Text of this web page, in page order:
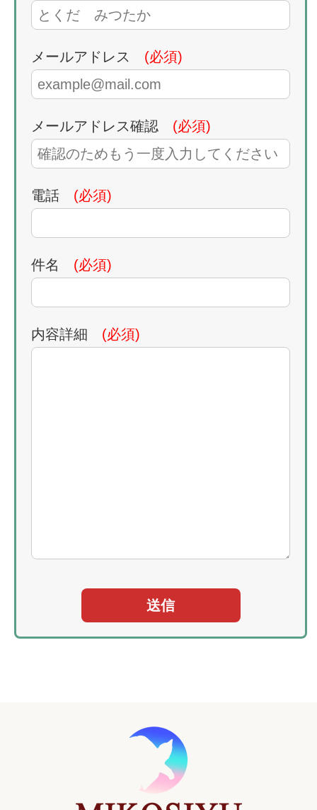
メールアドレス (必須)
メールアドレス確認 (必須)
電話 (必須)
件名 (必須)
内容詳細 (必須)